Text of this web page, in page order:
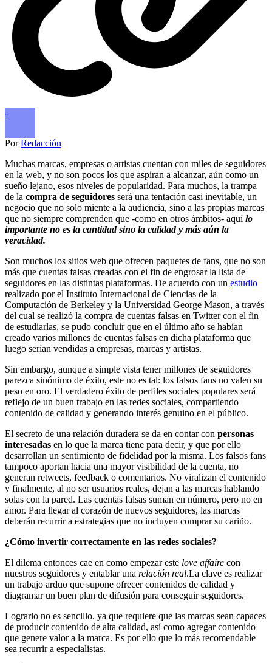
-
PorRedacción
Muchas marcas, empresas o artistas cuentan con miles de seguidores
en la web, y no son pocos los que aspiran a alcanzar, aún como un
sueño lejano, esos niveles de popularidad. Para muchos, la trampa
de la compra de seguidores será una tentación casi inevitable, un
negocio que no solo miente a la audiencia, sino a las propias marcas
que no siempre comprenden que -como en otros ámbitos- aquílo
importante no es la cantidad sino la calidad y más aún la
veracidad.
Son muchos los sitios web que ofrecen paquetes de fans, que no son
más que cuentas falsas creadas con el fin de engrosar la lista de
seguidores en las distintas plataformas. De acuerdo con un estudio
realizado por el Instituto Internacional de Ciencias de la
Computación de Berkeley y la Universidad George Mason, a través
del cual se realizó la compra de cuentas falsas en Twitter con el fin
de estudiarlas, se pudo concluir que en el último año se habían
creado varios millones de cuentas falsas en dicha plataforma que
luego serían vendidas a empresas, marcas y artistas.
Sin embargo, aunque a simple vista tener millones de seguidores
parezca sinónimo de éxito, este no es tal: los falsos fans no valen su
peso en oro. El verdadero éxito de perfiles sociales populares será
reflejo de un buen trabajo en las redes sociales, compartiendo
contenido de calidad y generando interés genuino en el público.
El secreto de una relación duradera se da en contar con personas
interesadas en lo que la marca tiene para decir, y que por ello
desarrollan un sentimiento de fidelidad por la misma. Los falsos fans
tampoco aportan hacia una mayor visibilidad de la cuenta, no
generan retweets, feedback o comentarios. No viralizan el contenido
y finalmente, al no ser usuarios reales, dejan a las marcas hablando
solas con la pared. Las cuentas falsas suman en número, pero no en
amor. Para llegar al corazón de nuevos seguidores, las marcas
deberán recurrir a estrategias que no incluyen comprar su cariño.
¿Cómo invertir correctamente en las redes sociales?
El dilema entonces cae en como empezar este love affaire con
nuestros seguidores y entablar una relación real.La clave es realizar
un trabajo arduo que supone ofrecer contenidos de calidad y
diagramar un buen plan de difusión para conseguir seguidores.
Lograrlo no es sencillo, ya que requiere que las marcas sean capaces
de producir contenido de alta calidad, así como agregar contenido
que genere valor a la marca. Es por ello que lo más recomendable
sea recurrir a especialistas.